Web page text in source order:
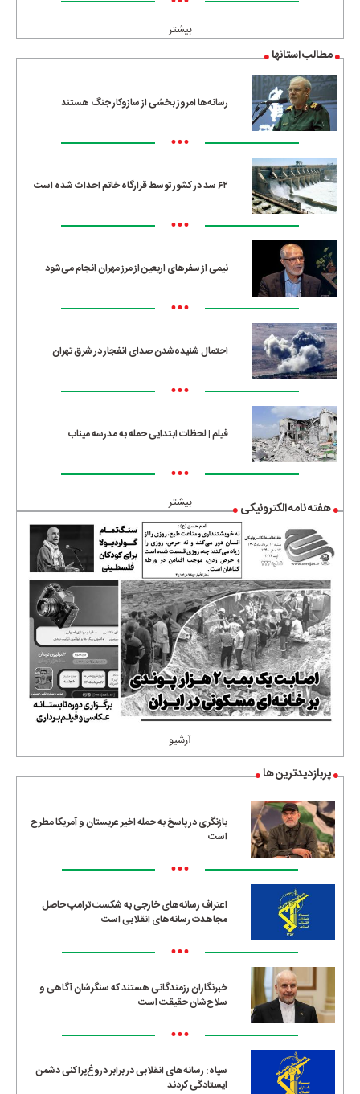
بیشتر
مطالب استانها
رسانه‌ها امروز بخشی از سازوکار جنگ هستند
•••
۶۲ سد در کشور توسط قرارگاه خاتم احداث شده است
•••
نیمی از سفرهای اربعین از مرز مهران انجام می‌شود
•••
احتمال شنیده‌شدن صدای انفجار در شرق تهران
•••
فیلم | لحظات ابتدایی حمله به مدرسه میناب
•••
بیشتر هفته نامه الکترونیکی
آرشیو
پربازدیدترین ها
بازنگری در پاسخ به حمله اخیر عربستان و آمریکا مطرح
است
•••
اعتراف رسانه‌های خارجی به شکست ترامپ حاصل
مجاهدت رسانه‌های انقلابی است
•••
خبرنگاران رزمندگانی هستند که سنگرشان آگاهی و
سلاح‌شان حقیقت است
•••
سپاه: رسانه‌های انقلابی در برابر دروغ‌پراکنی دشمن
ایستادگی کردند